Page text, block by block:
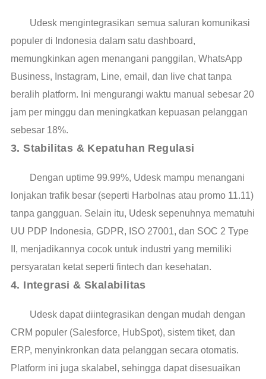
Udesk mengintegrasikan semua saluran komunikasi
populer di Indonesia dalam satu dashboard,
memungkinkan agen menangani panggilan, WhatsApp
Business, Instagram, Line, email, dan live chat tanpa
beralih platform. Ini mengurangi waktu manual sebesar 20
jam per minggu dan meningkatkan kepuasan pelanggan
sebesar 18%.
3. Stabilitas & Kepatuhan Regulasi
Dengan uptime 99.99%, Udesk mampu menangani
lonjakan trafik besar (seperti Harbolnas atau promo 11.11)
tanpa gangguan. Selain itu, Udesk sepenuhnya mematuhi
UU PDP Indonesia, GDPR, ISO 27001, dan SOC 2 Type
II, menjadikannya cocok untuk industri yang memiliki
persyaratan ketat seperti fintech dan kesehatan.
4. Integrasi & Skalabilitas
Udesk dapat diintegrasikan dengan mudah dengan
CRM populer (Salesforce, HubSpot), sistem tiket, dan
ERP, menyinkronkan data pelanggan secara otomatis.
Platform ini juga skalabel, sehingga dapat disesuaikan